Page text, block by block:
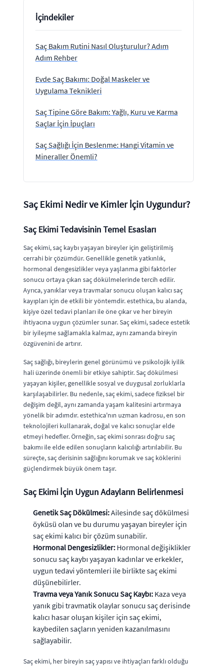
İçindekiler
Saç Bakım Rutini Nasıl Oluşturulur? Adım
Adım Rehber
Evde Saç Bakımı: Doğal Maskeler ve
Uygulama Teknikleri
Saç Tipine Göre Bakım: Yağlı, Kuru ve Karma
Saçlar İçin İpuçları
Saç Sağlığı İçin Beslenme: Hangi Vitamin ve
Mineraller Önemli?
Saç Ekimi Nedir ve Kimler İçin Uygundur?
Saç Ekimi Tedavisinin Temel Esasları
Saç ekimi, saç kaybı yaşayan bireyler için geliştirilmiş
cerrahi bir çözümdür. Genellikle genetik yatkınlık,
hormonal dengesizlikler veya yaşlanma gibi faktörler
sonucu ortaya çıkan saç dökülmelerinde tercih edilir.
Ayrıca, yanıklar veya travmalar sonucu oluşan kalıcı saç
kayıpları için de etkili bir yöntemdir. estethica, bu alanda,
kişiye özel tedavi planları ile öne çıkar ve her bireyin
ihtiyacına uygun çözümler sunar. Saç ekimi, sadece estetik
bir iyileşme sağlamakla kalmaz, aynı zamanda bireyin
özgüvenini de artırır.
Saç sağlığı, bireylerin genel görünümü ve psikolojik iyilik
hali üzerinde önemli bir etkiye sahiptir. Saç dökülmesi
yaşayan kişiler, genellikle sosyal ve duygusal zorluklarla
karşılaşabilirler. Bu nedenle, saç ekimi, sadece fiziksel bir
değişim değil, aynı zamanda yaşam kalitesini artırmaya
yönelik bir adımdır. estethica'nın uzman kadrosu, en son
teknolojileri kullanarak, doğal ve kalıcı sonuçlar elde
etmeyi hedefler. Örneğin, saç ekimi sonrası doğru saç
bakımı ile elde edilen sonuçların kalıcılığı artırılabilir. Bu
süreçte, saç derisinin sağlığını korumak ve saç köklerini
güçlendirmek büyük önem taşır.
Saç Ekimi İçin Uygun Adayların Belirlenmesi
Genetik Saç Dökülmesi:Ailesinde saç dökülmesi
öyküsü olan ve bu durumu yaşayan bireyler için
saç ekimi kalıcı bir çözüm sunabilir.
Hormonal Dengesizlikler: Hormonal değişiklikler
sonucu saç kaybı yaşayan kadınlar ve erkekler,
uygun tedavi yöntemleri ile birlikte saç ekimi
düşünebilirler.
Travma veya Yanık Sonucu Saç Kaybı: Kaza veya
yanık gibi travmatik olaylar sonucu saç derisinde
kalıcı hasar oluşan kişiler için saç ekimi,
kaybedilen saçların yeniden kazanılmasını
sağlayabilir.
Saç ekimi, her bireyin saç yapısı ve ihtiyaçları farklı olduğu